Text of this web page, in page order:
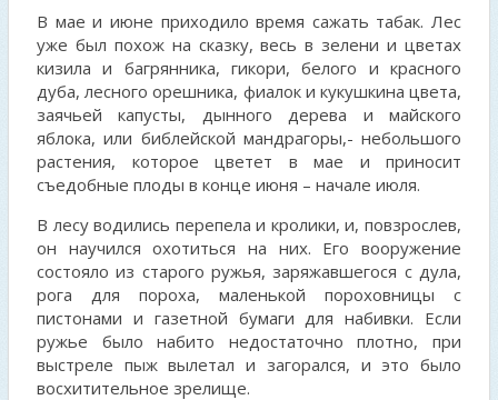
В мае и июне приходило время сажать табак. Лес
уже был похож на сказку, весь в зелени и цветах
кизила и багрянника, гикори, белого и красного
дуба, лесного орешника, фиалок и кукушкина цвета,
заячьей капусты, дынного дерева и майского
яблока, или библейской мандрагоры,- небольшого
растения, которое цветет в мае и приносит
съедобные плоды в конце июня – начале июля.
В лесу водились перепела и кролики, и, повзрослев,
он научился охотиться на них. Его вооружение
состояло из старого ружья, заряжавшегося с дула,
рога для пороха, маленькой пороховницы с
пистонами и газетной бумаги для набивки. Если
ружье было набито недостаточно плотно, при
выстреле пыж вылетал и загорался, и это было
восхитительное зрелище.